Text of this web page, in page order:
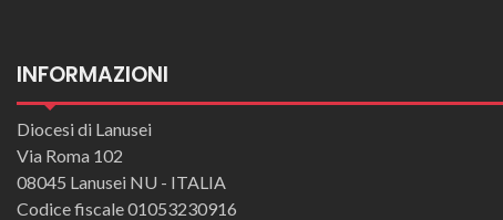
INFORMAZIONI
Diocesi di Lanusei
Via Roma 102
08045 Lanusei NU - ITALIA
Codice fiscale 01053230916